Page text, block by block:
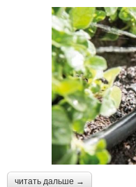
читать дальше →